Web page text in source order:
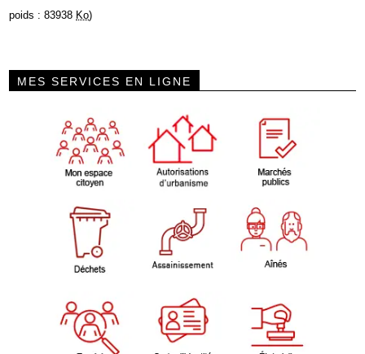
poids : 83938 Ko)
MES SERVICES EN LIGNE